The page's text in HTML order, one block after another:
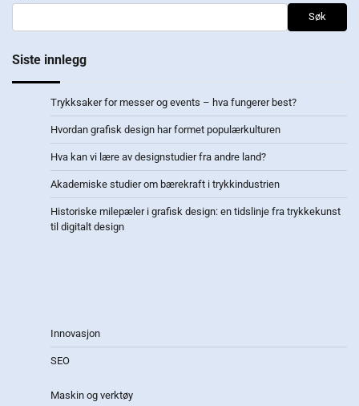
Søk
Siste innlegg
Trykksaker for messer og events – hva fungerer best?
Hvordan grafisk design har formet populærkulturen
Hva kan vi lære av designstudier fra andre land?
Akademiske studier om bærekraft i trykkindustrien
Historiske milepæler i grafisk design: en tidslinje fra trykkekunst
til digitalt design
Innovasjon
SEO
Maskin og verktøy